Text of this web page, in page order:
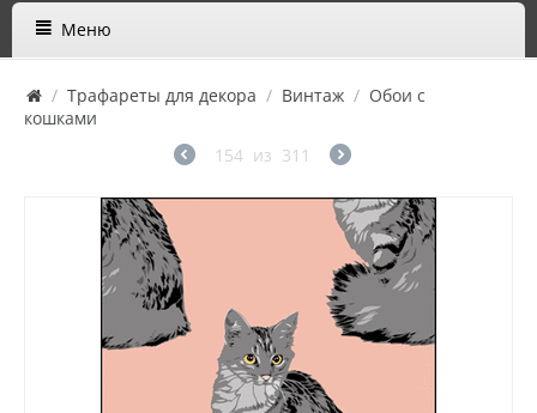
Меню
/ Трафареты для декора / Винтаж / Обои с
кошками
154 из 311